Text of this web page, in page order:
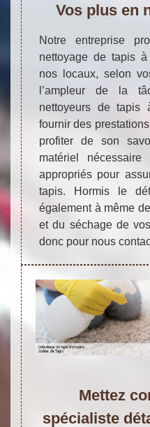
Vos plus en
Notre entreprise
nettoyage de tapis
nos locaux, selon
l’ampleur de la
nettoyeurs de tapis
fournir des
profiter de son
matériel
appropriés pour
tapis. Hormis le
également à même
et du séchage de
donc pour nous
Mettez
spécialiste